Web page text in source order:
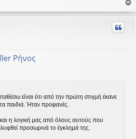
ο
ρ
Ρήνος
είναι ότι από την πρώτη στιγμή έκανε
παιδιά. Ήταν προφανές.
η λογική μας από όλους αυτούς που
προσωρινά το έγκλημά της.